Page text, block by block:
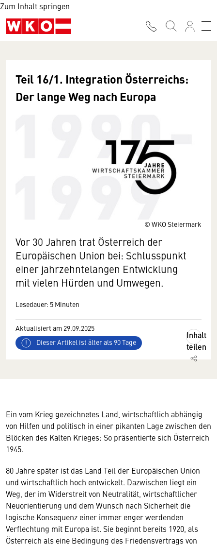
Zum Inhalt springen
© WKO Steiermark
Teil 16/1. Integration Österreichs:
Der lange Weg nach Europa
Vor 30 Jahren trat Österreich der
Europäischen Union bei: Schlusspunkt
einer jahrzehntelangen Entwicklung
mit vielen Hürden und Umwegen.
Lesedauer: 5 Minuten
Aktualisiert am 29.09.2025
Dieser Artikel ist älter als 90 Tage
Inhalt
teilen
Ein vom Krieg gezeichnetes Land, wirtschaftlich abhängig
von Hilfen und politisch in einer pikanten Lage zwischen den
Blöcken des Kalten Krieges: So präsentierte sich Österreich
1945.
80 Jahre später ist das Land Teil der Europäischen Union
und wirtschaftlich hoch entwickelt. Dazwischen liegt ein
Weg, der im Widerstreit von Neutralität, wirtschaftlicher
Neuorientierung und dem Wunsch nach Sicherheit die
logische Konsequenz einer immer enger werdenden
Verflechtung mit Europa ist. Sie beginnt bereits 1920, als
Österreich als eine Bedingung des Friedensvertrags von